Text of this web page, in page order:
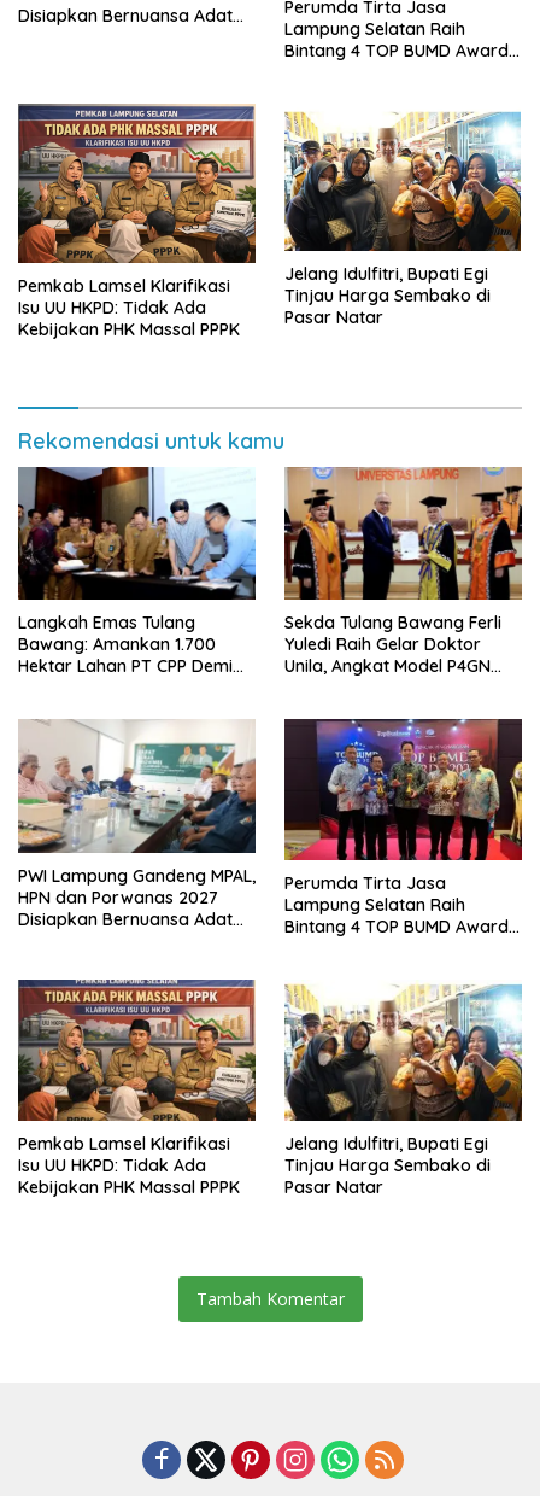
Disiapkan Bernuansa Adat
Perumda Tirta Jasa
Lampung Selatan Raih
Bintang 4 TOP BUMD Awards
Pemkab Lamsel Klarifikasi
Isu UU HKPD: Tidak Ada
Kebijakan PHK Massal PPPK
Jelang Idulfitri, Bupati Egi
Tinjau Harga Sembako di
Pasar Natar
Rekomendasi untuk kamu
Langkah Emas Tulang
Bawang: Amankan 1.700
Hektar Lahan PT CPP Demi
Sekda Tulang Bawang Ferli
Yuledi Raih Gelar Doktor
Unila, Angkat Model P4GN
PWI Lampung Gandeng MPAL,
HPN dan Porwanas 2027
Disiapkan Bernuansa Adat
Perumda Tirta Jasa
Lampung Selatan Raih
Bintang 4 TOP BUMD Awards
Pemkab Lamsel Klarifikasi
Isu UU HKPD: Tidak Ada
Kebijakan PHK Massal PPPK
Jelang Idulfitri, Bupati Egi
Tinjau Harga Sembako di
Pasar Natar
Tambah Komentar